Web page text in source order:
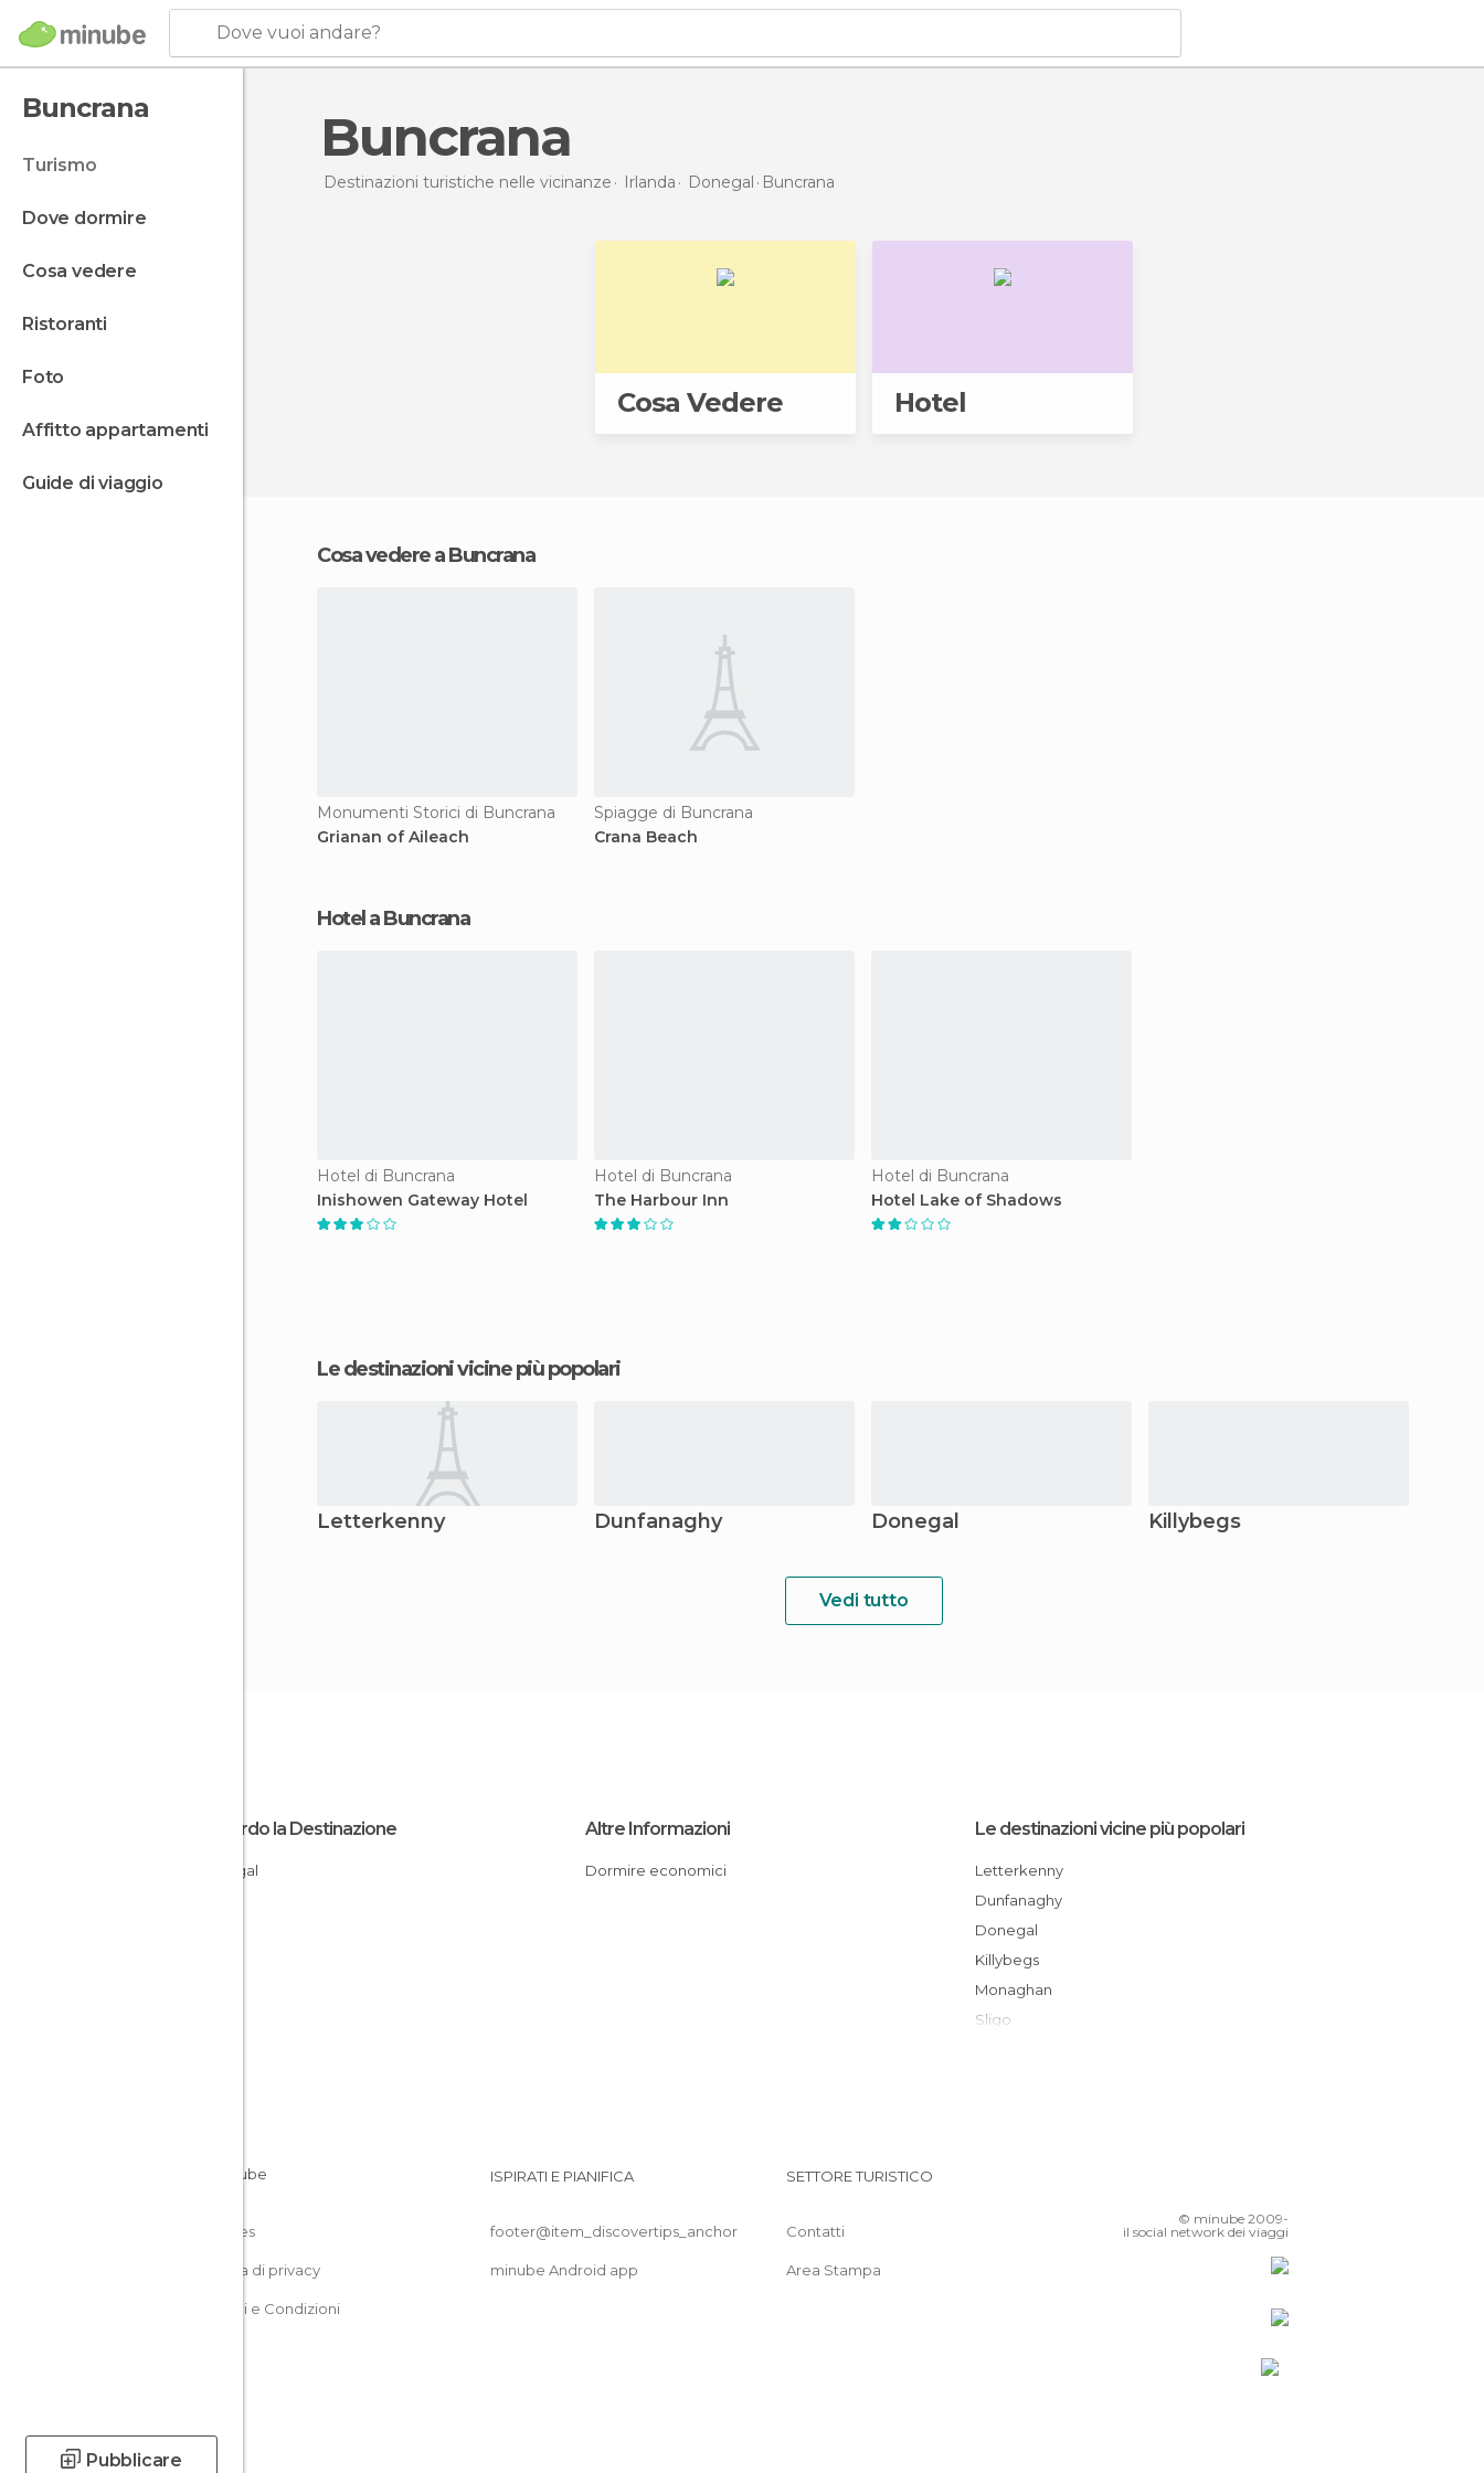
Dove vuoi andare?
Buncrana
turismo
dove dormire
cosa vedere
ristoranti
foto
affitto appartamenti
guide di viaggio
Pubblicare
Buncrana
Destinazioni turistiche nelle vicinanze Irlanda Donegal Buncrana
Cosa Vedere Hotel
Cosa vedere a Buncrana
Monumenti Storici di Buncrana
Grianan of Aileach
Spiagge di Buncrana
Crana Beach
Hotel a Buncrana
Hotel di Buncrana
Inishowen Gateway Hotel
Hotel di Buncrana
The Harbour Inn
Hotel di Buncrana
Hotel Lake of Shadows
Le destinazioni vicine più popolari
Letterkenny Dunfanaghy Donegal Killybegs
Vedi tutto
Riguardo la Destinazione
Donegal
Altre Informazioni
Dormire economici
Le destinazioni vicine più popolari
Letterkenny
Dunfanaghy
Donegal
Killybegs
Monaghan
Sligo
Cookies
Politica di privacy
Termini e Condizioni
ISPIRATI E PIANIFICA
footer@item_discovertips_anchor
minube Android app
SETTORE TURISTICO
Contatti
Area Stampa
© minube 2009-
il social network dei viaggi